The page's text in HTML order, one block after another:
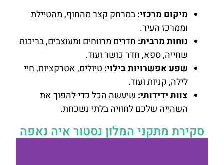
מיקום מרכזי:במרחק קצר מהחוף, מהטיילת
וממרכז העיר.
נוחות מרבית: חדרים מרווחים ומעוצבים, בריכות
שחייה, ספא, חדר כושר ועוד.
שפע אפשרויות בילוי: טיולים, אטרקציות, חיי
לילה, קניות ועוד.
צוות ידידותי: שיעשה הכל כדי להפוך את
השהייה שלכם לחוויה בלתי נשכחת.
סקירת מתקני המלון נסטור איה נאפה